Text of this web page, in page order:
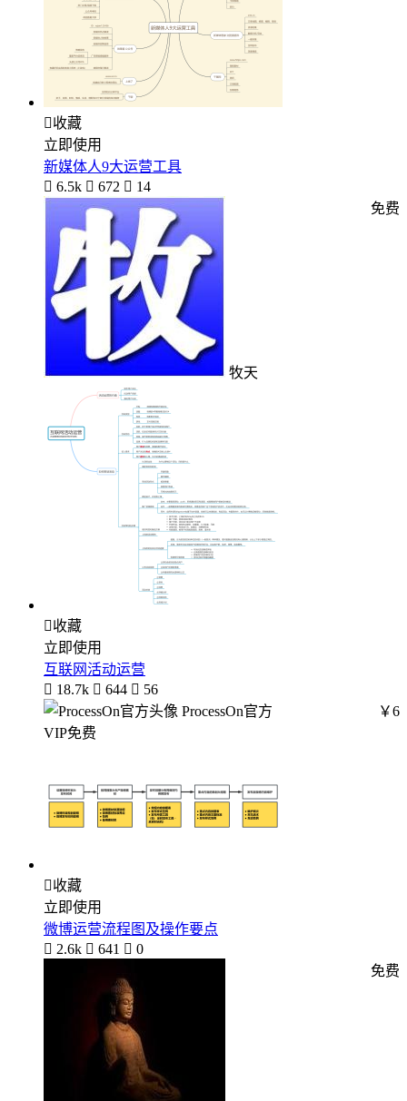
收藏
立即使用
新媒体人9大运营工具
 6.5k  672  14
牧天
免费
收藏
立即使用
互联网活动运营
 18.7k  644  56
ProcessOn官方
￥6
VIP免费
收藏
立即使用
微博运营流程图及操作要点
 2.6k  641  0
免费